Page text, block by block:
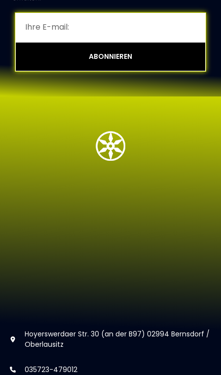
ABONNIEREN
Hoyerswerdaer Str. 30 (an der B97) 02994 Bernsdorf /
Oberlausitz
035723-479012